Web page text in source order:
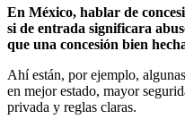
En México, hablar de
si de entrada significara
que una concesión bien
Ahí están, por ejemplo,
en mejor estado, mayor
privada y reglas claras.